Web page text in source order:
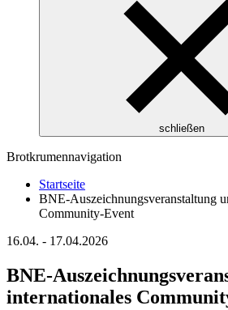
schließen
Brotkrumennavigation
Startseite
BNE-Auszeichnungsveranstaltung
Community-Event
16.04. - 17.04.2026
BNE-
internationales